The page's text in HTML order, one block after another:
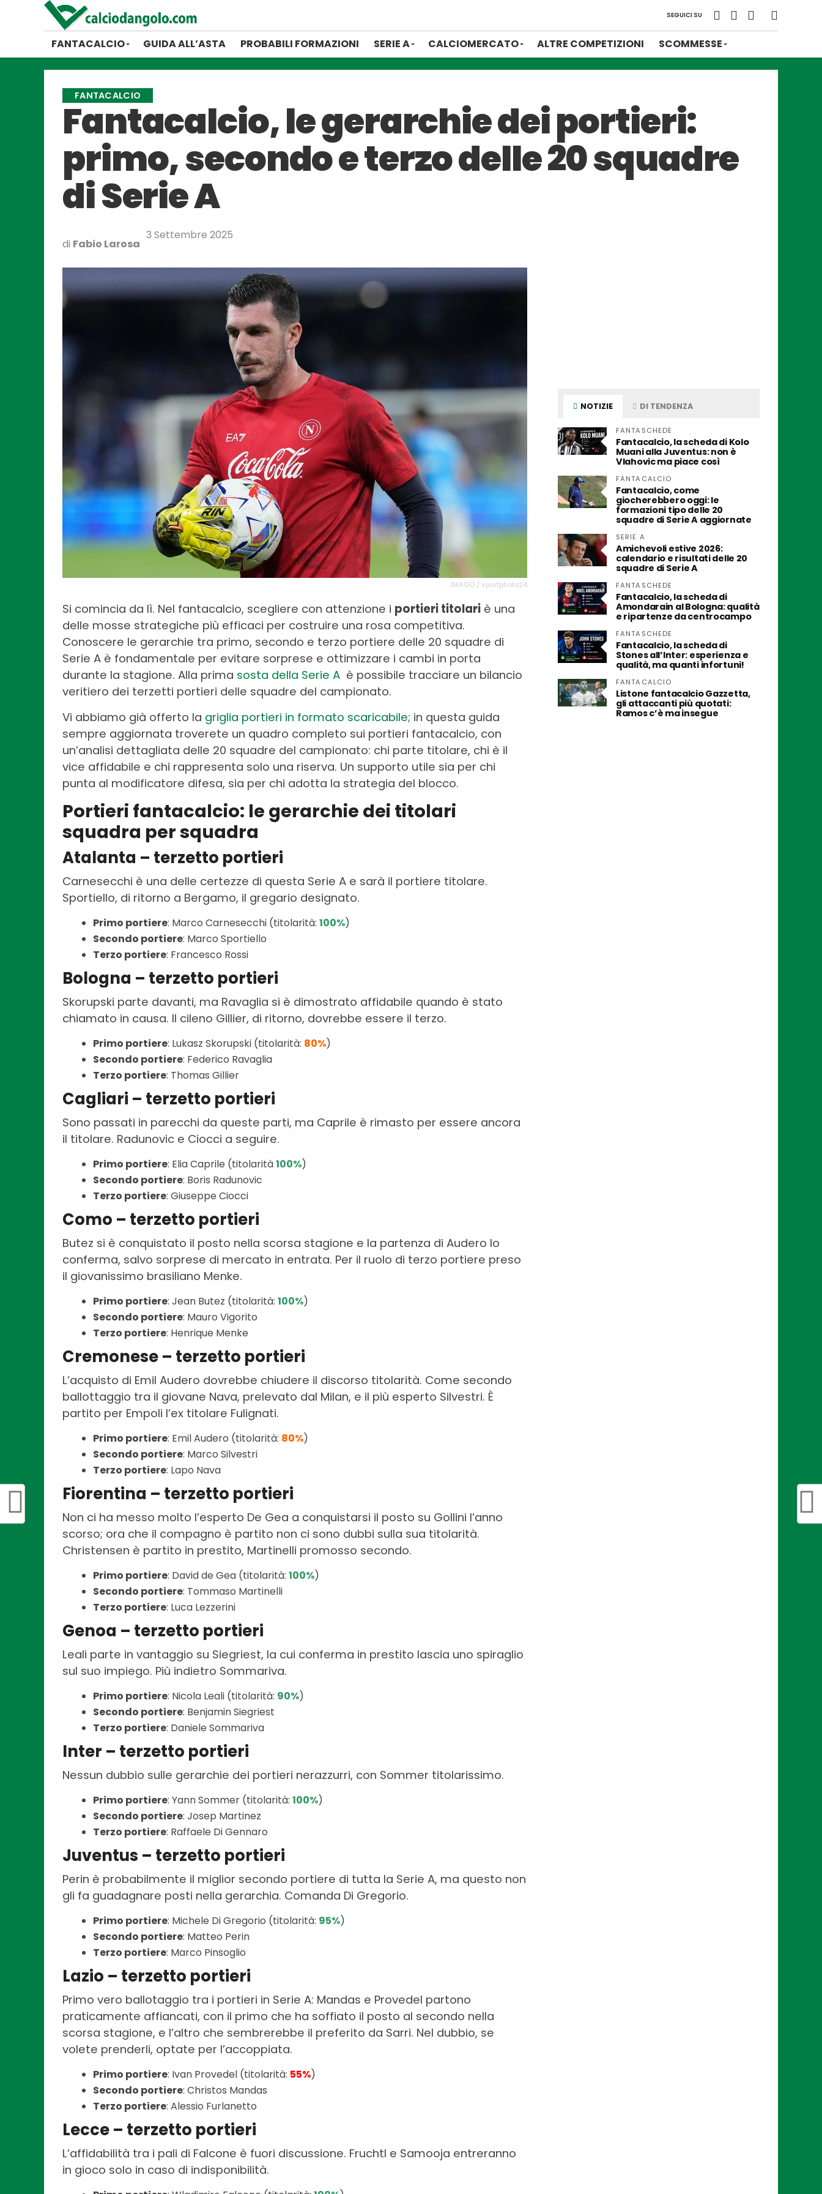
SEGUICI SU
FANTACALCIO GUIDA ALL’ASTA PROBABILI FORMAZIONI SERIE A CALCIOMERCATO ALTRE COMPETIZIONI SCOMMESSE
FANTACALCIO
Fantacalcio, le gerarchie dei portieri:
primo, secondo e terzo delle 20 squadre
di Serie A
di Fabio Larosa
3 Settembre 2025
IMAGO / sportphoto24
Si comincia da lì. Nel fantacalcio, scegliere con attenzione i portieri titolari è una
delle mosse strategiche più efficaci per costruire una rosa competitiva.
Conoscere le gerarchie tra primo, secondo e terzo portiere delle 20 squadre di
Serie A è fondamentale per evitare sorprese e ottimizzare i cambi in porta
durante la stagione. Alla prima sosta della Serie A è possibile tracciare un bilancio
veritiero dei terzetti portieri delle squadre del campionato.
Vi abbiamo già offerto la griglia portieri in formato scaricabile; in questa guida
sempre aggiornata troverete un quadro completo sui portieri fantacalcio, con
un’analisi dettagliata delle 20 squadre del campionato: chi parte titolare, chi è il
vice affidabile e chi rappresenta solo una riserva. Un supporto utile sia per chi
punta al modificatore difesa, sia per chi adotta la strategia del blocco.
Portieri fantacalcio: le gerarchie dei titolari
squadra per squadra
Atalanta – terzetto portieri
Carnesecchi è una delle certezze di questa Serie A e sarà il portiere titolare.
Sportiello, di ritorno a Bergamo, il gregario designato.
Primo portiere: Marco Carnesecchi (titolarità: 100%)
Secondo portiere: Marco Sportiello
Terzo portiere: Francesco Rossi
Bologna – terzetto portieri
Skorupski parte davanti, ma Ravaglia si è dimostrato affidabile quando è stato
chiamato in causa. Il cileno Gillier, di ritorno, dovrebbe essere il terzo.
Primo portiere: Lukasz Skorupski (titolarità: 80%)
Secondo portiere: Federico Ravaglia
Terzo portiere: Thomas Gillier
Cagliari – terzetto portieri
Sono passati in parecchi da queste parti, ma Caprile è rimasto per essere ancora
il titolare. Radunovic e Ciocci a seguire.
Primo portiere: Elia Caprile (titolarità100%)
Secondo portiere: Boris Radunovic
Terzo portiere: Giuseppe Ciocci
Como – terzetto portieri
Butez si è conquistato il posto nella scorsa stagione e la partenza di Audero lo
conferma, salvo sorprese di mercato in entrata. Per il ruolo di terzo portiere preso
il giovanissimo brasiliano Menke.
Primo portiere: Jean Butez (titolarità: 100%)
Secondo portiere: Mauro Vigorito
Terzo portiere: Henrique Menke
Cremonese – terzetto portieri
L’acquisto di Emil Audero dovrebbe chiudere il discorso titolarità. Come secondo
ballottaggio tra il giovane Nava, prelevato dal Milan, e il più esperto Silvestri. È
partito per Empoli l’ex titolare Fulignati.
Primo portiere: Emil Audero (titolarità: 80%)
Secondo portiere: Marco Silvestri
Terzo portiere: Lapo Nava
Fiorentina – terzetto portieri
Non ci ha messo molto l’esperto De Gea a conquistarsi il posto su Gollini l’anno
scorso; ora che il compagno è partito non ci sono dubbi sulla sua titolarità.
Christensen è partito in prestito, Martinelli promosso secondo.
Primo portiere: David de Gea (titolarità: 100%)
Secondo portiere: Tommaso Martinelli
Terzo portiere: Luca Lezzerini
Genoa – terzetto portieri
Leali parte in vantaggio su Siegriest, la cui conferma in prestito lascia uno spiraglio
sul suo impiego. Più indietro Sommariva.
Primo portiere: Nicola Leali (titolarità: 90%)
Secondo portiere: Benjamin Siegriest
Terzo portiere: Daniele Sommariva
Inter – terzetto portieri
Nessun dubbio sulle gerarchie dei portieri nerazzurri, con Sommer titolarissimo.
Primo portiere: Yann Sommer (titolarità: 100%)
Secondo portiere: Josep Martinez
Terzo portiere: Raffaele Di Gennaro
Juventus – terzetto portieri
Perin è probabilmente il miglior secondo portiere di tutta la Serie A, ma questo non
gli fa guadagnare posti nella gerarchia. Comanda Di Gregorio.
Primo portiere: Michele Di Gregorio (titolarità: 95%)
Secondo portiere: Matteo Perin
Terzo portiere: Marco Pinsoglio
Lazio – terzetto portieri
Primo vero ballotaggio tra i portieri in Serie A: Mandas e Provedel partono
praticamente affiancati, con il primo che ha soffiato il posto al secondo nella
scorsa stagione, e l’altro che sembrerebbe il preferito da Sarri. Nel dubbio, se
volete prenderli, optate per l’accoppiata.
Primo portiere: Ivan Provedel (titolarità: 55%)
Secondo portiere: Christos Mandas
Terzo portiere: Alessio Furlanetto
Lecce – terzetto portieri
L’affidabilità tra i pali di Falcone è fuori discussione. Fruchtl e Samooja entreranno
in gioco solo in caso di indisponibilità.
NOTIZIE DI TENDENZA
FANTASCHEDE
Fantacalcio, la scheda di Kolo
Muani alla Juventus: non è
Vlahovic ma piace così
FANTACALCIO
Fantacalcio, come
giocherebbero oggi: le
formazioni tipo delle 20
squadre di Serie A aggiornate
SERIE A
Amichevoli estive 2026:
calendario e risultati delle 20
squadre di Serie A
FANTASCHEDE
Fantacalcio, la scheda di
Amondarain al Bologna: qualità
e ripartenze da centrocampo
FANTASCHEDE
Fantacalcio, la scheda di
Stones all’Inter: esperienza e
qualità, ma quanti infortuni!
FANTACALCIO
Listone fantacalcio Gazzetta,
gli attaccanti più quotati:
Ramos c’è ma insegue